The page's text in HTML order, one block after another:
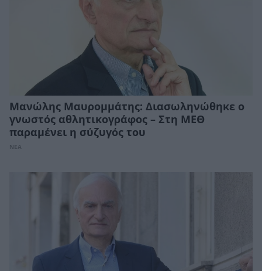
Μανώλης Μαυρομμάτης: Διασωληνώθηκε ο
γνωστός αθλητικογράφος – Στη ΜΕΘ
παραμένει η σύζυγός του
ΝΕΑ